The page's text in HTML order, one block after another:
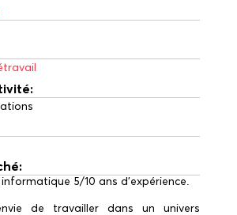
informatique 5/10 ans d'expérience.
de travailler dans un univers